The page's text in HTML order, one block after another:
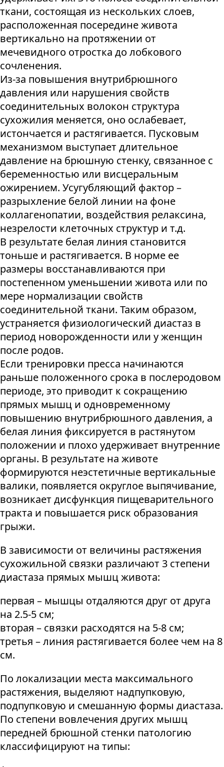
ткани, состоящая из нескольких слоев,
расположенная посередине живота
вертикально на протяжении от
мечевидного отростка до лобкового
сочленения.
Из-за повышения внутрибрюшного
давления или нарушения свойств
соединительных волокон структура
сухожилия меняется, оно ослабевает,
истончается и растягивается. Пусковым
механизмом выступает длительное
давление на брюшную стенку, связанное с
беременностью или висцеральным
ожирением. Усугубляющий фактор –
разрыхление белой линии на фоне
коллагенопатии, воздействия релаксина,
незрелости клеточных структур и т.д.
В результате белая линия становится
тоньше и растягивается. В норме ее
размеры восстанавливаются при
постепенном уменьшении живота или по
мере нормализации свойств
соединительной ткани. Таким образом,
устраняется физиологический диастаз в
период новорожденности или у женщин
после родов.
Если тренировки пресса начинаются
раньше положенного срока в послеродовом
периоде, это приводит к сокращению
прямых мышц и одновременному
повышению внутрибрюшного давления, а
белая линия фиксируется в растянутом
положении и плохо удерживает внутренние
органы. В результате на животе
формируются неэстетичные вертикальные
валики, появляется округлое выпячивание,
возникает дисфункция пищеварительного
тракта и повышается риск образования
грыжи.
В зависимости от величины растяжения
сухожильной связки различают 3 степени
диастаза прямых мышц живота:
первая – мышцы отдаляются друг от друга
на 2.5-5 см;
вторая – связки расходятся на 5-8 см;
третья – линия растягивается более чем на 8
см.
По локализации места максимального
растяжения, выделяют надпупковую,
подпупковую и смешанную формы диастаза.
По степени вовлечения других мышц
передней брюшной стенки патологию
классифицируют на типы: